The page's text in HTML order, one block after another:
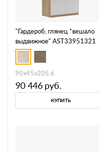
"Гардероб, глянец *вешало
выдвижное" AST33951321
90x45x205,6
90 446 руб.
КУПИТЬ